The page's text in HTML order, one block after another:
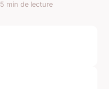
5 min de lecture